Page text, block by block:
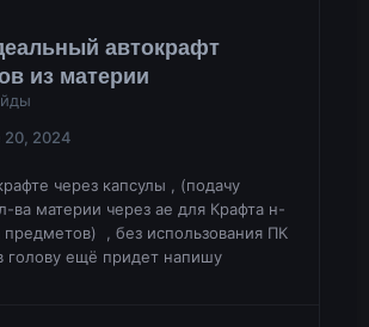
автокрафт
из материи
20, 2024
через капсулы , (подачу
ва материи через ае для Крафта н-
предметов) , без использования ПК
голову ещё придет напишу